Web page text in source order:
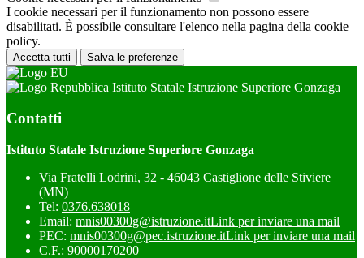
I cookie necessari per il funzionamento non possono essere
disabilitati. È possibile consultare l'elenco nella pagina della cookie
policy.
Accetta tutti Salva le preferenze
Istituto Statale Istruzione Superiore Gonzaga
Contatti
Istituto Statale Istruzione Superiore Gonzaga
Via Fratelli Lodrini, 32 - 46043 Castiglione delle Stiviere
(MN)
Tel: 0376.638018
Email: mnis00300g@istruzione.itLink per inviare una mail
PEC: mnis00300g@pec.istruzione.itLink per inviare una mail
C.F.: 90000170200